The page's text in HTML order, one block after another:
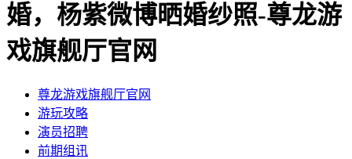
婚，杨紫微博晒婚纱照-尊龙游
戏旗舰厅官网
尊龙游戏旗舰厅官网
​游玩攻略
​演员招聘
​前期组讯